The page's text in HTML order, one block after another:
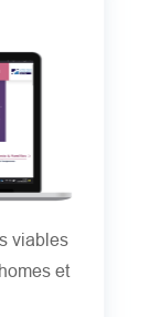
viables
et